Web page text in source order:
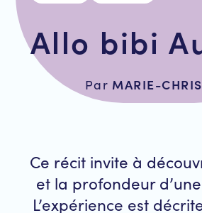
Allo bibi
Par MARIE-
Ce récit invite à
et la profondeur
L’expérience est